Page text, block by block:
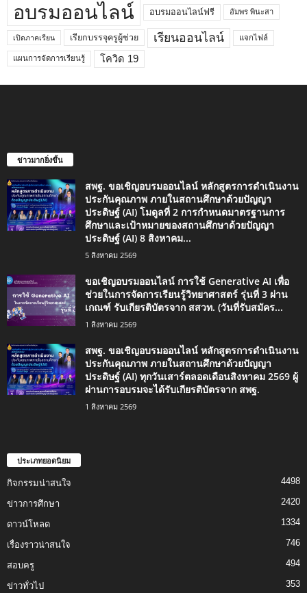
อบรมออนไลน์ อบรมออนไลน์ฟรี อัมพร พินะสา
เปิดภาคเรียน เรียกบรรจุครูผู้ช่วย เรียนออนไลน์ แจกไฟล์
แผนการจัดการเรียนรู้ โควิด 19
ข่าวมากยิ่งขึ้น
สพฐ. ขอเชิญอบรมออนไลน์ หลักสูตรการดำเนินงาน
ประกันคุณภาพ ภายในสถานศึกษาด้วยปัญญา
ประดิษฐ์ (AI) โมดูลที่ 2 การกำหนดมาตรฐานการ
ศึกษาและเป้าหมายของสถานศึกษาด้วยปัญญา
ประดิษฐ์ (AI) 8 สิงหาคม...
5 สิงหาคม 2569
ขอเชิญอบรมออนไลน์ การใช้ Generative AI เพื่อ
ช่วยในการจัดการเรียนรู้วิทยาศาสตร์ รุ่นที่ 3 ผ่าน
เกณฑ์ รับเกียรติบัตรจาก สสวท. (วันที่รับสมัคร...
1 สิงหาคม 2569
สพฐ. ขอเชิญอบรมออนไลน์ หลักสูตรการดำเนินงาน
ประกันคุณภาพ ภายในสถานศึกษาด้วยปัญญา
ประดิษฐ์ (AI) ทุกวันเสาร์ตลอดเดือนสิงหาคม 2569 ผู้
ผ่านการอบรมจะได้รับเกียรติบัตรจาก สพฐ.
1 สิงหาคม 2569
ประเภทยอดนิยม
กิจกรรมน่าสนใจ 4498
ข่าวการศึกษา 2420
ดาวน์โหลด 1334
เรื่องราวน่าสนใจ 746
สอบครู 494
ข่าวทั่วไป 353